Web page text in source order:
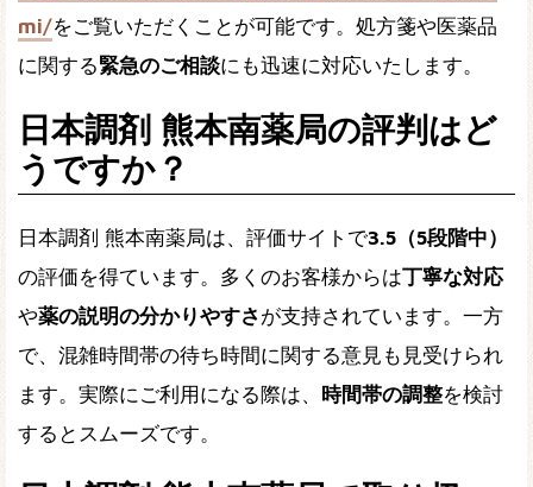
mi/をご覧いただくことが可能です。処方箋や医薬品
に関する緊急のご相談にも迅速に対応いたします。
日本調剤 熊本南薬局の評判はど
うですか？
日本調剤 熊本南薬局は、評価サイトで3.5（5段階中）
の評価を得ています。多くのお客様からは丁寧な対応
や薬の説明の分かりやすさが支持されています。一方
で、混雑時間帯の待ち時間に関する意見も見受けられ
ます。実際にご利用になる際は、 時間帯の調整を検討
するとスムーズです。